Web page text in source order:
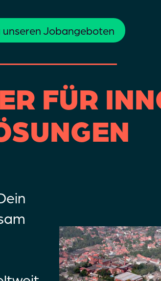
unseren Jobangeboten
FÜR